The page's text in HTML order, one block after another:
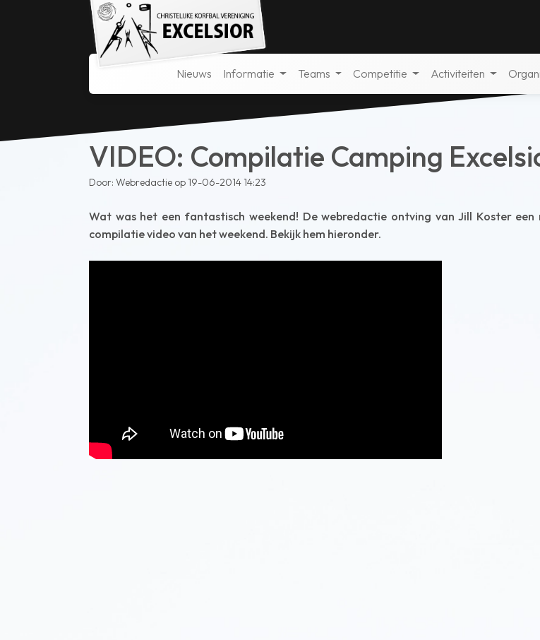
Nieuws Informatie Teams Competitie Activiteiten
VIDEO: Compilatie Camping
Door: Webredactie op 19-06-2014 14:23
Wat was het een fantastisch weekend! De webredactie ontving van Jill Koster een
compilatie video van het weekend. Bekijk hem hieronder.